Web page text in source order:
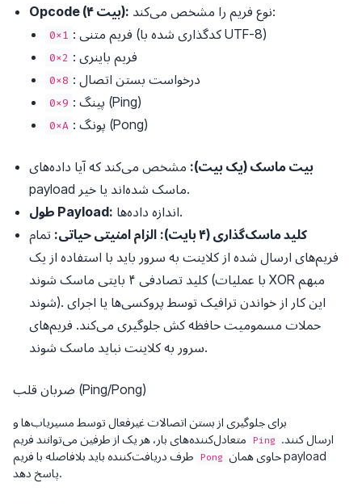
Opcode (۴ بیت):
نوع فریم را مشخص می‌کند:
0x1 : فریم متنی (کدگذاری شده با UTF-8)
0x2 : فریم باینری
0x8 : درخواست بستن اتصال
0x9 : پینگ (Ping)
0xA : پونگ (Pong)
بیت ماسک (یک بیت): مشخص می‌کند که آیا داده‌های
payload ماسک شده‌اند یا خیر.
طول Payload:
اندازه داده‌ها.
کلید ماسک‌گذاری (۴ بایت):
الزام امنیتی حیاتی: تمام
فریم‌های ارسال شده از کلاینت به سرور باید با استفاده از یک
کلید تصادفی ۴ بایتی ماسک شوند (با عملیات XOR مبهم
شوند). این کار از خواندن ترافیک توسط پروکسی‌ها یا اجرای
حملات مسمومیت حافظه کش جلوگیری می‌کند. فریم‌های
سرور به کلاینت نباید ماسک شوند.
ضربان قلب (Ping/Pong)
برای جلوگیری از بستن اتصالات غیرفعال توسط مسیریاب‌ها و
Ping
Pong
پاسخ دهد.